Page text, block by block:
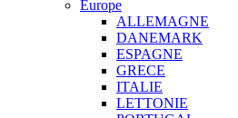
Europe
ALLEMAGNE
DANEMARK
ESPAGNE
GRECE
ITALIE
LETTONIE